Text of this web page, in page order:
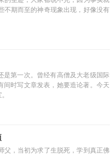
期而至的神奇现象出现，好像没有
是第一次。曾经有高僧及大老级国际
间时写文章发表，她要造论著。今天
，当初为求了生脱死，学到真正佛